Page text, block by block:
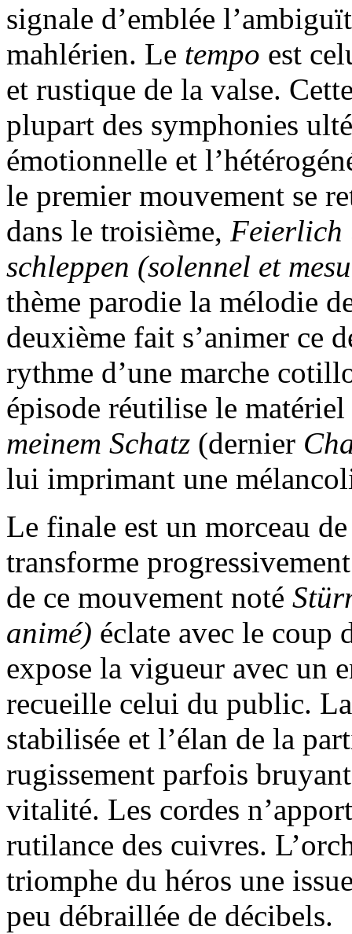
signale d’emblée
mahlérien. Le tempo est
et rustique de la valse.
plupart des symphonies
émotionnelle et
le premier mouvement se
dans le troisième, Feierlich
schleppen (solennel et
thème parodie la mélodie
deuxième fait s’animer ce
rythme d’une marche
épisode réutilise le
meinem Schatz (dernier
lui imprimant une
Le finale est un morceau
transforme
de ce mouvement noté
animé) éclate avec le coup
expose la vigueur avec un
recueille celui du public.
stabilisée et l’élan de la
rugissement parfois
vitalité. Les cordes
rutilance des cuivres.
triomphe du héros une
peu débraillée de décibels.